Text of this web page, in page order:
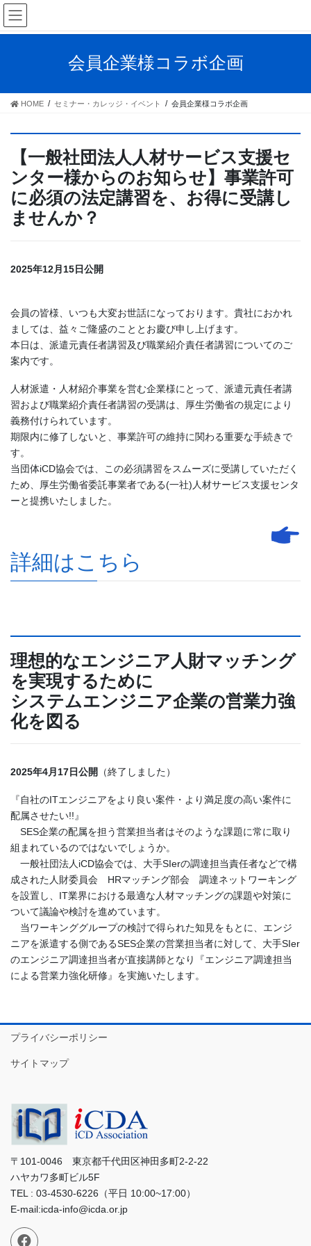
Skip
the
Skip
the
会員企業様コラボ企画
HOME セミナー・カレッジ・イベント 会員企業様コラボ企画
【一般社団法人人材サービス支援セ
ンター様からのお知らせ】事業許可
に必須の法定講習を、お得に受講し
ませんか？
2025年12月15日公開
会員の皆様、いつも大変お世話になっております。貴社におかれ
ましては、益々ご隆盛のこととお慶び申し上げます。
本日は、派遣元責任者講習及び職業紹介責任者講習についてのご
案内です。
人材派遣・人材紹介事業を営む企業様にとって、派遣元責任者講
習および職業紹介責任者講習の受講は、厚生労働省の規定により
義務付けられています。
期限内に修了しないと、事業許可の維持に関わる重要な手続きで
す。
当団体iCD協会では、この必須講習をスムーズに受講していただく
ため、厚生労働省委託事業者である(一社)人材サービス支援センタ
ーと提携いたしました。
詳細はこちら
理想的なエンジニア人財マッチング
を実現するために
システムエンジニア企業の営業力強
化を図る
2025年4月17日公開 （終了しました）
『自社のITエンジニアをより良い案件・より満足度の高い案件に
配属させたい!!』
SES企業の配属を担う営業担当者はそのような課題に常に取り
組まれているのではないでしょうか。
一般社団法人iCD協会では、大手SIerの調達担当責任者などで構
成された人財委員会 HRマッチング部会 調達ネットワーキング
を設置し、IT業界における最適な人材マッチングの課題や対策に
ついて議論や検討を進めています。
当ワーキンググループの検討で得られた知見をもとに、エンジ
ニアを派遣する側であるSES企業の営業担当者に対して、大手SIer
のエンジニア調達担当者が直接講師となり『エンジニア調達担当
による営業力強化研修』を実施いたします。
プライバシーポリシー
サイトマップ
〒101-0046 東京都千代田区神田多町2-2-22
ハヤカワ多町ビル5F
TEL : 03-4530-6226（平日 10:00~17:00）
E-mail:icda-info@icda.or.jp